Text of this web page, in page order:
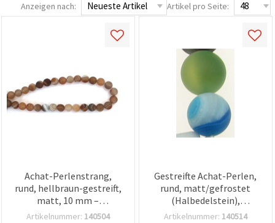
Anzeigen nach: Artikel pro Seite:
Achat-Perlenstrang,
rund, hellbraun-gestreift,
matt, 10 mm –
Halbedelstein, ca. 37 Stk.,
Artikelnummer: 140504
Gestreifte Achat-Perlen,
rund, matt/gefrostet
(Halbedelstein),
gemischte Farben, 10
Artikelnummer: 140514